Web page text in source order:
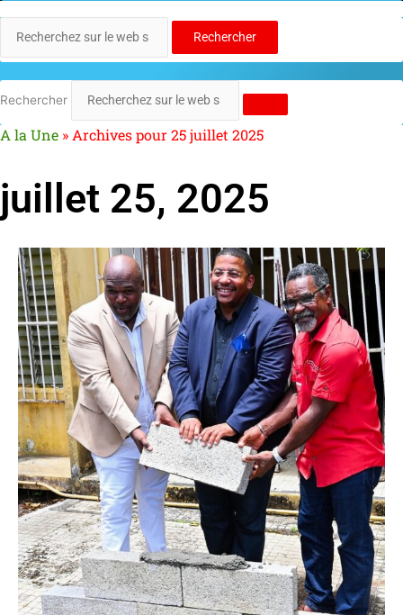
Rechercher
Rechercher
A la Une »Archives pour 25 juillet 2025
juillet 25, 2025